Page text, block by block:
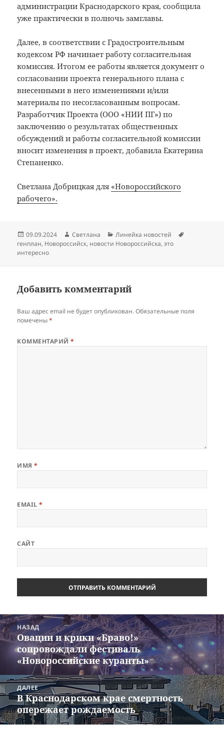
администрации Краснодарского края, сообщила
уже практически в полночь замглавы.
Далее, в соответствии с Градостроительным
кодексом РФ начинает работу согласительная
комиссия. Итогом ее работы является документ о
согласовании проекта генерального плана с
внесенными в него изменениями и/или
материалы по несогласованным вопросам.
Разработчик Проекта (ООО «НИИ ПГ») по
заключению о результатах общественных
обсуждений и работы согласительной комиссии
вносит изменения в проект, добавила Екатерина
Степаненко.
Светлана Добрицкая для «Новороссийского
рабочего».
Опубликовано
09.09.2024 Автор
Светлана Рубрики
Линейка новостей
генплан, Новороссийск, новости Новороссийска,это
интересно
Добавить комментарий
Ваш адрес email не будет опубликован. Обязательные поля
помечены*
КОММЕНТАРИЙ*
ИМЯ*
EMAIL*
САЙТ
Навигация
по
записям
НАЗАД
Предыдущая
запись:
Овации и крики «Браво!»
сопровождали фестиваль
«Новороссийские куранты»
ДАЛЕЕ
Следующая
запись:
В Краснодарском крае смертность
опережает рождаемость